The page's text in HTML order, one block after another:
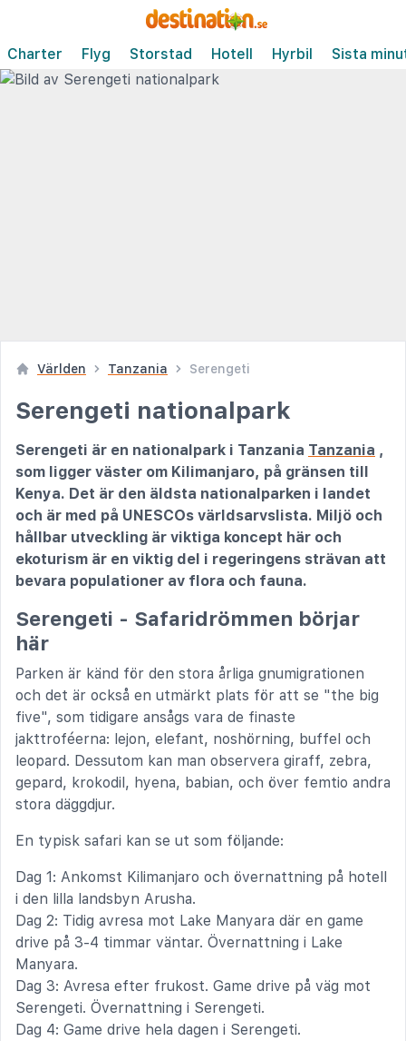
Charter Flyg Storstad Hotell Hyrbil Sista
Världen Tanzania Serengeti
Serengeti nationalpark
Serengeti är en nationalpark i Tanzania Tanzania ,
som ligger väster om Kilimanjaro, på gränsen till
Kenya. Det är den äldsta nationalparken i landet
och är med på UNESCOs världsarvslista. Miljö och
hållbar utveckling är viktiga koncept här och
ekoturism är en viktig del i regeringens strävan att
bevara populationer av flora och fauna.
Serengeti - Safaridrömmen börjar
här
Parken är känd för den stora årliga gnumigrationen
och det är också en utmärkt plats för att se "the big
five", som tidigare ansågs vara de finaste
jakttroféerna: lejon, elefant, noshörning, buffel och
leopard. Dessutom kan man observera giraff, zebra,
gepard, krokodil, hyena, babian, och över femtio andra
stora däggdjur.
En typisk safari kan se ut som följande:
Dag 1: Ankomst Kilimanjaro och övernattning på hotell
i den lilla landsbyn Arusha.
Dag 2: Tidig avresa mot Lake Manyara där en game
drive på 3-4 timmar väntar. Övernattning i Lake
Manyara.
Dag 3: Avresa efter frukost. Game drive på väg mot
Serengeti. Övernattning i Serengeti.
Dag 4: Game drive hela dagen i Serengeti.